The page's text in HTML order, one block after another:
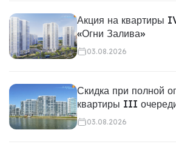
Акция на квартиры
«Огни Залива»
03.08.2026
Скидка при полной
квартиры III
03.08.2026